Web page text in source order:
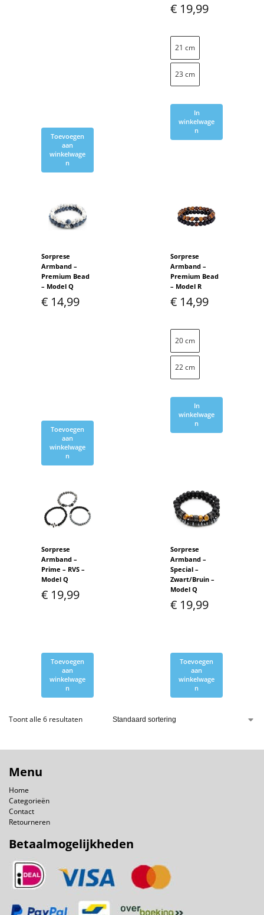
Toevoegen
aan
winkelwage
n
€ 19,99
21 cm
23 cm
In
winkelwage
n
Sorprese
Armband –
Premium Bead
– Model Q
€ 14,99
Toevoegen
aan
winkelwage
n
Sorprese
Armband –
Premium Bead
– Model R
€ 14,99
20 cm
22 cm
In
winkelwage
n
Sorprese
Armband –
Prime – RVS –
Model Q
€ 19,99
Toevoegen
aan
winkelwage
n
Sorprese
Armband –
Special –
Zwart/Bruin –
Model Q
€ 19,99
Toevoegen
aan
winkelwage
n
Toont alle 6 resultaten
Menu
Home
Categorieën
Contact
Retourneren
Betaalmogelijkheden